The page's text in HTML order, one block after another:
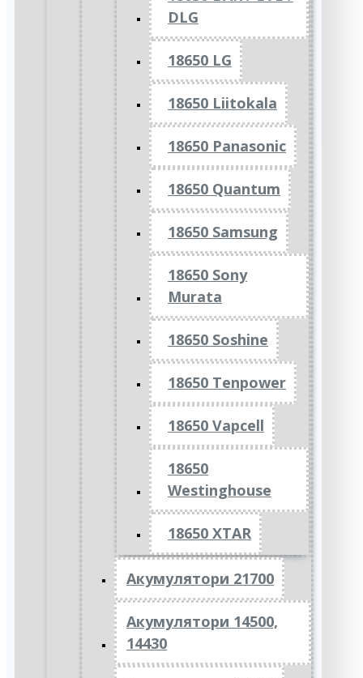
DLG
18650 LG
18650 Liitokala
18650 Panasonic
18650 Quantum
18650 Samsung
18650 Sony
Murata
18650 Soshine
18650 Tenpower
18650 Vapcell
18650
Westinghouse
18650 XTAR
Акумулятори 21700
Акумулятори 14500,
14430